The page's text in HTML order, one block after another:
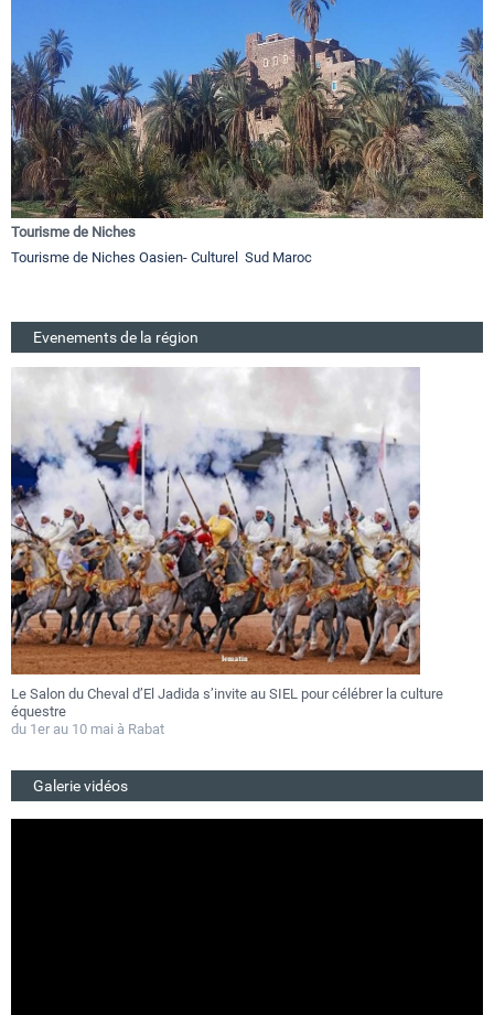
Tourisme de Niches
Tourisme de Niches Oasien- Culturel Sud Maroc
Evenements de la région
Le Salon du Cheval d’El Jadida s’invite au SIEL pour célébrer la culture
équestre
du 1er au 10 mai à Rabat
Galerie vidéos